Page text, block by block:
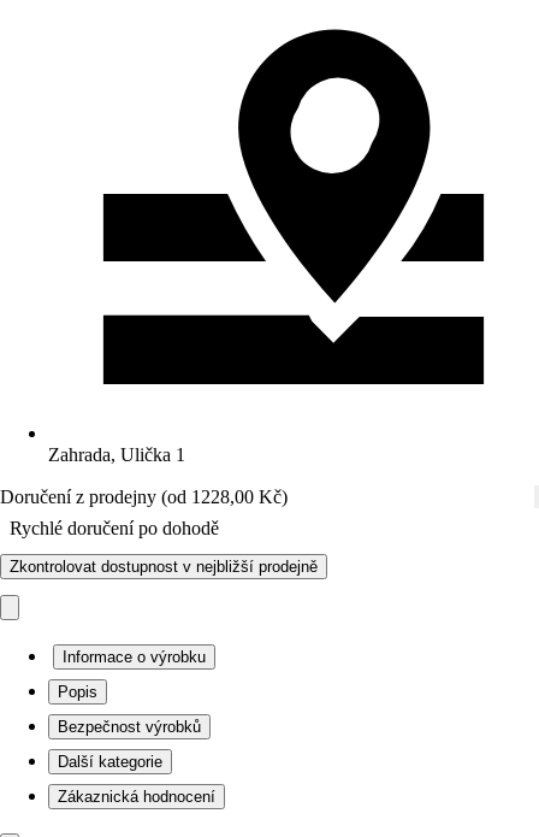
Zahrada, Ulička 1
Doručení z prodejny (od 1228,00 Kč)
Rychlé doručení po dohodě
Zkontrolovat dostupnost v nejbližší prodejně
Informace o výrobku
Popis
Bezpečnost výrobků
Další kategorie
Zákaznická hodnocení